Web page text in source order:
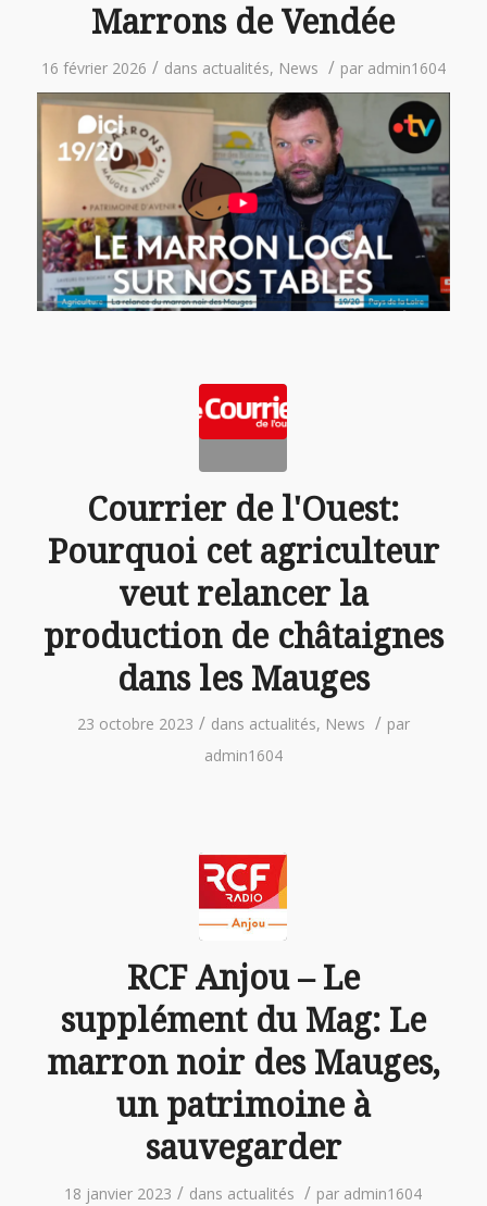
Marrons de Vendée
16 février 2026 / dans actualités, News / par admin1604
Courrier de l'Ouest:
Pourquoi cet agriculteur
veut relancer la
production de châtaignes
dans les Mauges
23 octobre 2023 / dans actualités, News / par
admin1604
RCF Anjou – Le
supplément du Mag: Le
marron noir des Mauges,
un patrimoine à
sauvegarder
18 janvier 2023 / dans actualités / par admin1604